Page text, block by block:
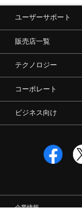
ユーザーサポート
販売店一覧
テクノロジー
コーポレート
ビジネス向け
企業情報